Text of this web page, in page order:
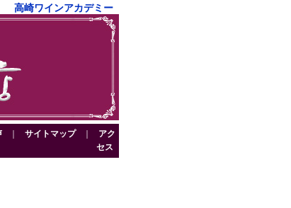
高崎ワインアカデミー
サイトマップ
アク
セス